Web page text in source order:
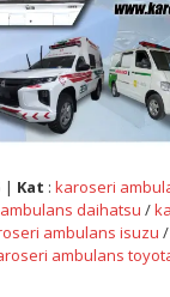
| Kat : karoseri
daihatsu /
ambulans isuzu /
ambulans